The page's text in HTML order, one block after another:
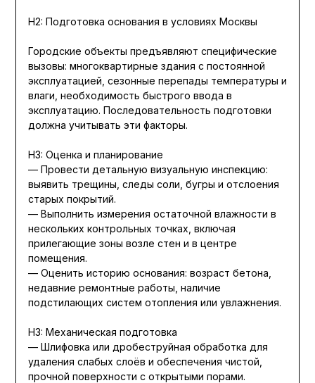
H2: Подготовка основания в условиях Москвы
Городские объекты предъявляют специфические
вызовы: многоквартирные здания с постоянной
эксплуатацией, сезонные перепады температуры и
влаги, необходимость быстрого ввода в
эксплуатацию. Последовательность подготовки
должна учитывать эти факторы.
H3: Оценка и планирование
— Провести детальную визуальную инспекцию:
выявить трещины, следы соли, бугры и отслоения
старых покрытий.
— Выполнить измерения остаточной влажности в
нескольких контрольных точках, включая
прилегающие зоны возле стен и в центре
помещения.
— Оценить историю основания: возраст бетона,
недавние ремонтные работы, наличие
подстилающих систем отопления или увлажнения.
H3: Механическая подготовка
— Шлифовка или дробеструйная обработка для
удаления слабых слоёв и обеспечения чистой,
прочной поверхности с открытыми порами.